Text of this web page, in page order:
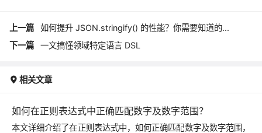
上一篇
如何提升 JSON.stringify() 的性能？你需要知道的...
下一篇
一文搞懂领域特定语言 DSL
相关文章
如何在正则表达式中正确匹配数字及数字范围？
本文详细介绍了在正则表达式中，如何正确匹配数字及数字范围，